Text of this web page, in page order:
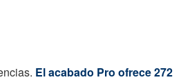
El acabado Pro ofrece 272